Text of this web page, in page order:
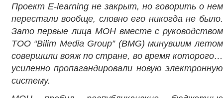
Проект E-learning не закрыт, но говорить о нем
перестали вообще, словно его никогда не было.
Зато первые лица МОН вместе с руководством
ТОО “Bilim Media Group” (BMG) минувшим летом
совершили вояж по стране, во время которого…
усиленно пропагандировали новую электронную
систему.